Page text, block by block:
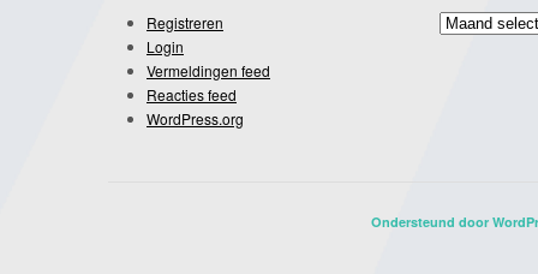
Registreren
Login
Vermeldingen feed
Reacties feed
WordPress.org
Archief
Ondersteund door